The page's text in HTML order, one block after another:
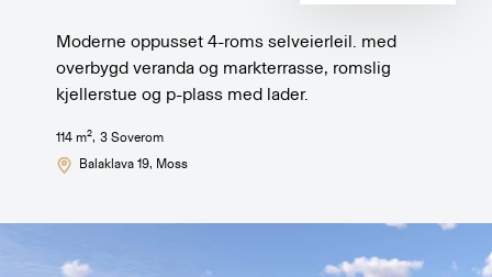
Moderne oppusset 4-roms selveierleil. med
overbygd veranda og markterrasse, romslig
kjellerstue og p-plass med lader.
114 m2, 3Soverom
Balaklava 19, Moss